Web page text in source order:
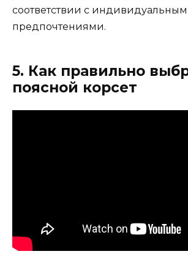
соответствии с
предпочтениями.
5. Как правильно
поясной корсет